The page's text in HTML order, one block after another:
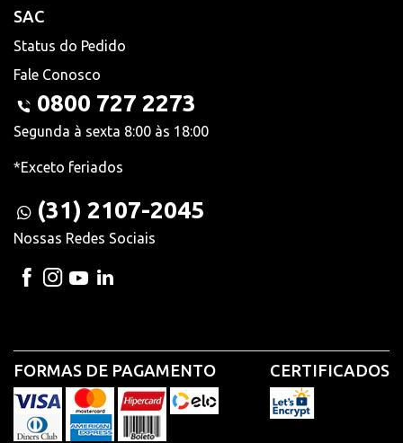
SAC
Status do Pedido
Fale Conosco
0800 727 2273
Segunda à sexta 8:00 às 18:00
*Exceto feriados
(31) 2107-2045
Nossas Redes Sociais
FORMAS DE PAGAMENTO CERTIFICADOS